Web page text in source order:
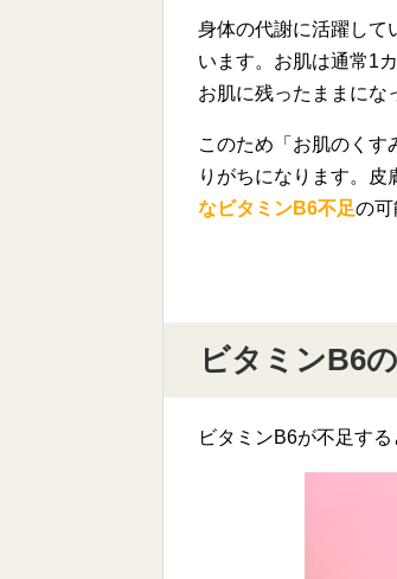
身体の代謝に活躍して
います。お肌は通常1
お肌に残ったままにな
このため「お肌のくす
りがちになります。皮
なビタミンB6不足の可
ビタミンB6
ビタミンB6が不足す